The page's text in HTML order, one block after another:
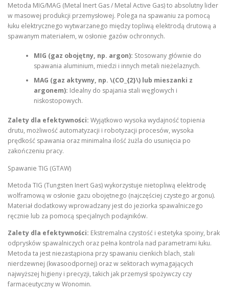
Metoda MIG/MAG (Metal Inert Gas / Metal Active Gas) to absolutny lider
w masowej produkcji przemysłowej. Polega na spawaniu za pomocą
łuku elektrycznego wytwarzanego między topliwą elektrodą drutową a
spawanym materiałem, w osłonie gazów ochronnych.
MIG (gaz obojętny, np. argon): Stosowany głównie do
spawania aluminium, miedzi i innych metali nieżelaznych.
MAG (gaz aktywny, np. \(CO_{2}\) lub mieszanki z
argonem): Idealny do spajania stali węglowych i
niskostopowych.
Zalety dla efektywności: Wyjątkowo wysoka wydajność topienia
drutu, możliwość automatyzacji i robotyzacji procesów, wysoka
prędkość spawania oraz minimalna ilość żużla do usunięcia po
zakończeniu pracy.
Spawanie TIG (GTAW)
Metoda TIG (Tungsten Inert Gas) wykorzystuje nietopliwą elektrodę
wolframową w osłonie gazu obojętnego (najczęściej czystego argonu).
Materiał dodatkowy wprowadzany jest do jeziorka spawalniczego
ręcznie lub za pomocą specjalnych podajników.
Zalety dla efektywności: Ekstremalna czystość i estetyka spoiny, brak
odprysków spawalniczych oraz pełna kontrola nad parametrami łuku.
Metoda ta jest niezastąpiona przy spawaniu cienkich blach, stali
nierdzewnej (kwasoodpornej) oraz w sektorach wymagających
najwyższej higieny i precyzji, takich jak przemysł spożywczy czy
farmaceutyczny w Wonomin.